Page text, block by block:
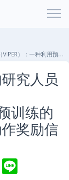
作为无动作奖励信号的强化学习算法
究人员
训练的
奖励信
K
a